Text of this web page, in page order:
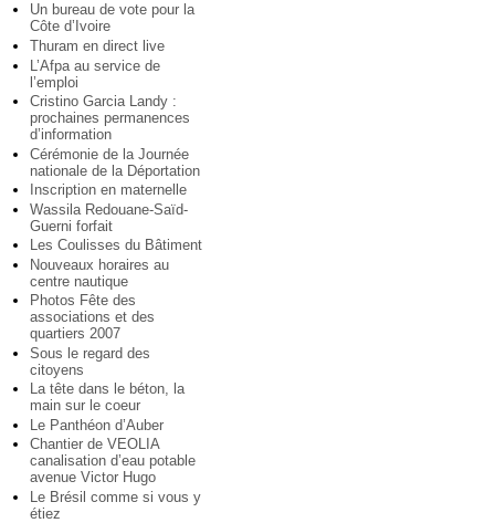
Un bureau de vote pour la
Côte d’Ivoire
Thuram en direct live
L’Afpa au service de
l’emploi
Cristino Garcia Landy :
prochaines permanences
d’information
Cérémonie de la Journée
nationale de la Déportation
Inscription en maternelle
Wassila Redouane-Saïd-
Guerni forfait
Les Coulisses du Bâtiment
Nouveaux horaires au
centre nautique
Photos Fête des
associations et des
quartiers 2007
Sous le regard des
citoyens
La tête dans le béton, la
main sur le coeur
Le Panthéon d’Auber
Chantier de VEOLIA
canalisation d’eau potable
avenue Victor Hugo
Le Brésil comme si vous y
étiez